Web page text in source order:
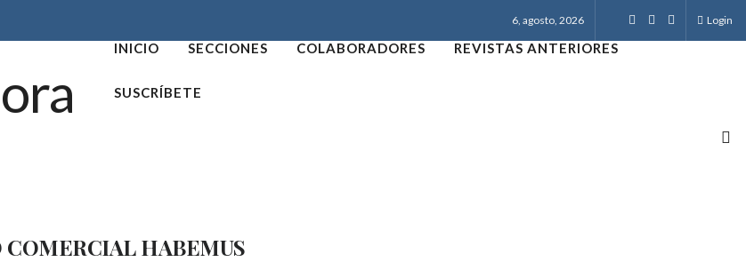
6, agosto, 2026 Login
INICIO SECCIONES COLABORADORES REVISTAS ANTERIORES
SUSCRÍBETE
COMERCIAL HABEMUS